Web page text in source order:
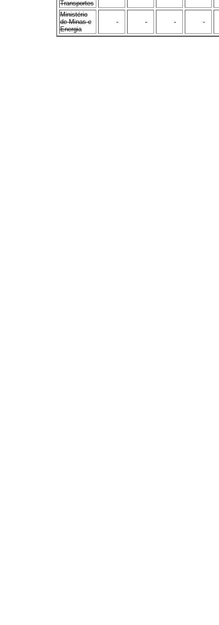
Transportes
Ministério
de Minas e
Energia
- - - -